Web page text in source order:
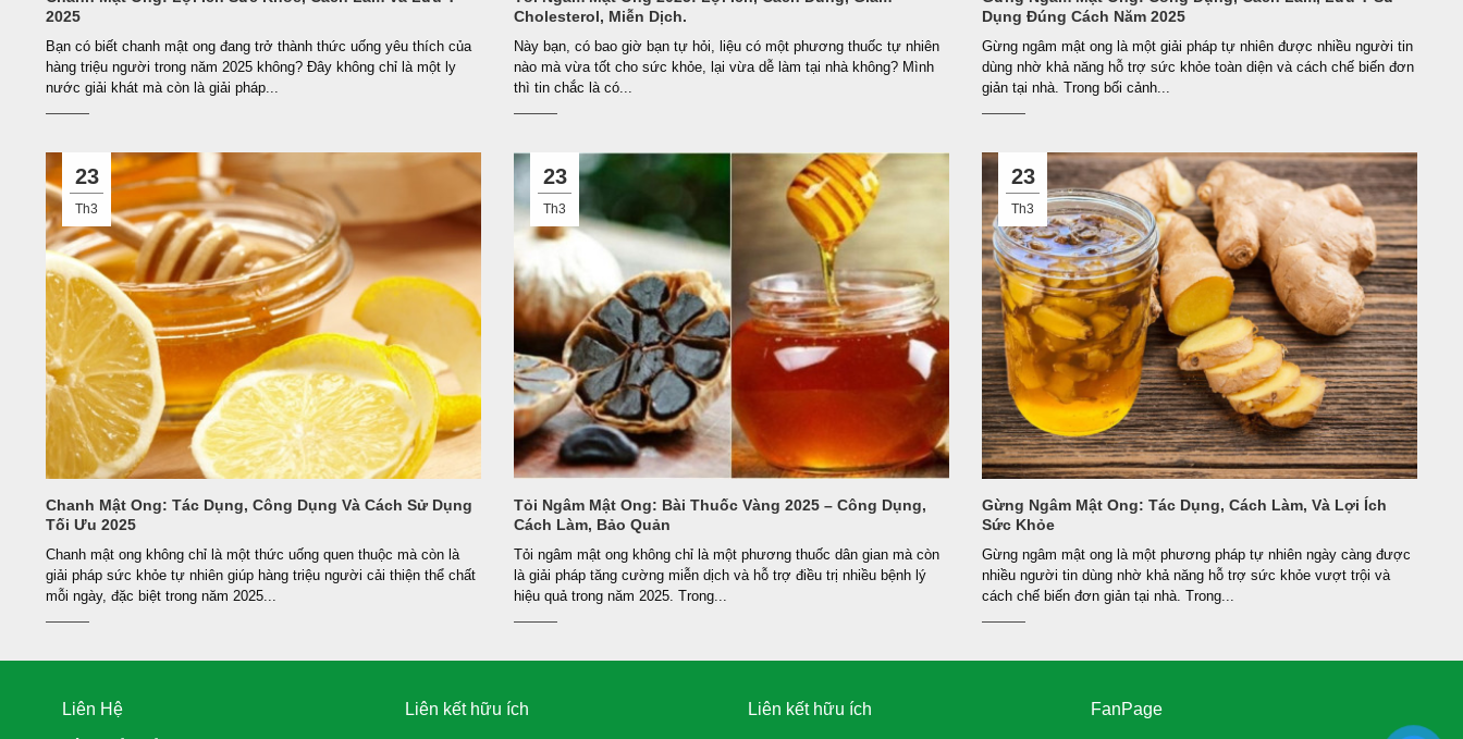
2025
Bạn có biết chanh mật ong đang trở thành thức uống yêu thích của
hàng triệu người trong năm 2025 không? Đây không chỉ là một ly
nước giải khát mà còn là giải pháp...
Cholesterol, Miễn Dịch.
Này bạn, có bao giờ bạn tự hỏi, liệu có một phương thuốc tự nhiên
nào mà vừa tốt cho sức khỏe, lại vừa dễ làm tại nhà không? Mình
thì tin chắc là có...
Dụng Đúng Cách Năm 2025
Gừng ngâm mật ong là một giải pháp tự nhiên được nhiều người tin
dùng nhờ khả năng hỗ trợ sức khỏe toàn diện và cách chế biến đơn
giản tại nhà. Trong bối cảnh...
23
Th3
Chanh Mật Ong: Tác Dụng, Công Dụng Và Cách Sử Dụng
Tối Ưu 2025
Chanh mật ong không chỉ là một thức uống quen thuộc mà còn là
giải pháp sức khỏe tự nhiên giúp hàng triệu người cải thiện thể chất
mỗi ngày, đặc biệt trong năm 2025...
23
Th3
Tỏi Ngâm Mật Ong: Bài Thuốc Vàng 2025 – Công Dụng,
Cách Làm, Bảo Quản
Tỏi ngâm mật ong không chỉ là một phương thuốc dân gian mà còn
là giải pháp tăng cường miễn dịch và hỗ trợ điều trị nhiều bệnh lý
hiệu quả trong năm 2025. Trong...
23
Th3
Gừng Ngâm Mật Ong: Tác Dụng, Cách Làm, Và Lợi Ích
Sức Khỏe
Gừng ngâm mật ong là một phương pháp tự nhiên ngày càng được
nhiều người tin dùng nhờ khả năng hỗ trợ sức khỏe vượt trội và
cách chế biến đơn giản tại nhà. Trong...
Liên Hệ Liên kết hữu ích Liên kết hữu ích FanPage